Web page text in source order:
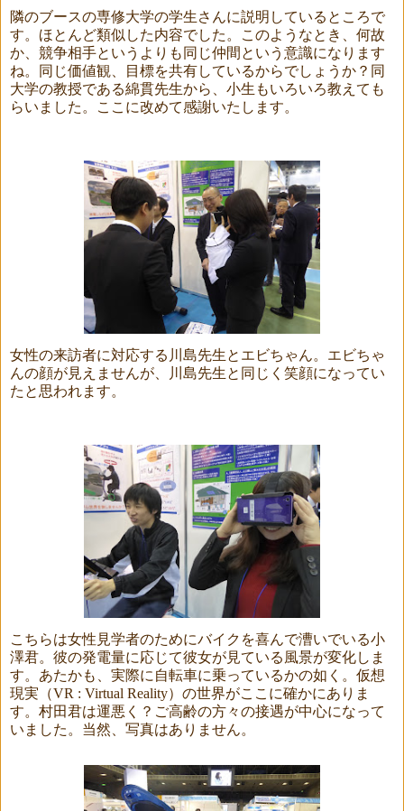
隣のブースの専修大学の学生さんに説明しているところで
す。ほとんど類似した内容でした。このようなとき、何故
か、競争相手というよりも同じ仲間という意識になります
ね。同じ価値観、目標を共有しているからでしょうか？同
大学の教授である綿貫先生から、小生もいろいろ教えても
らいました。ここに改めて感謝いたします。
女性の来訪者に対応する川島先生とエビちゃん。エビちゃ
んの顔が見えませんが、川島先生と同じく笑顔になってい
たと思われます。
こちらは女性見学者のためにバイクを喜んで漕いでいる小
澤君。彼の発電量に応じて彼女が見ている風景が変化しま
す。あたかも、実際に自転車に乗っているかの如く。仮想
現実（VR : Virtual Reality）の世界がここに確かにありま
す。村田君は運悪く？ご高齢の方々の接遇が中心になって
いました。当然、写真はありません。